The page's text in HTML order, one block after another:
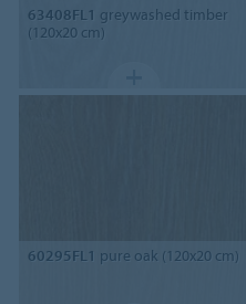
63408FL1 greywashed timber
(120x20 cm)
60295FL1 pure oak (120x20 cm)